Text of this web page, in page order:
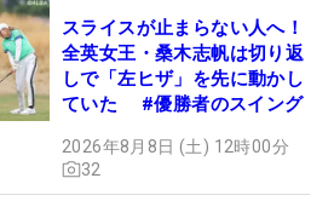
スライスが止まらない人へ！
全英女王・桑木志帆は切り返
しで「左ヒザ」を先に動かし
ていた #優勝者のスイング
2026年8月8日 (土) 12時00分
32